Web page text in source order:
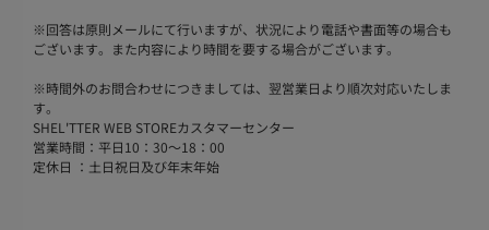
※回答は原則メールにて行いますが、状況により電話や書面等の場合も
ございます。また内容により時間を要する場合がございます。
※時間外のお問合わせにつきましては、翌営業日より順次対応いたしま
す。
SHEL'TTER WEB STOREカスタマーセンター
営業時間：平日10：30～18：00
定休日 ：土日祝日及び年末年始